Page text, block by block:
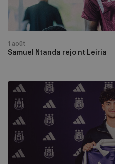
Samuel Ntanda rejoint Leiria
1 août
Premier
contrat
pro
pour
Daniel
Deldicq